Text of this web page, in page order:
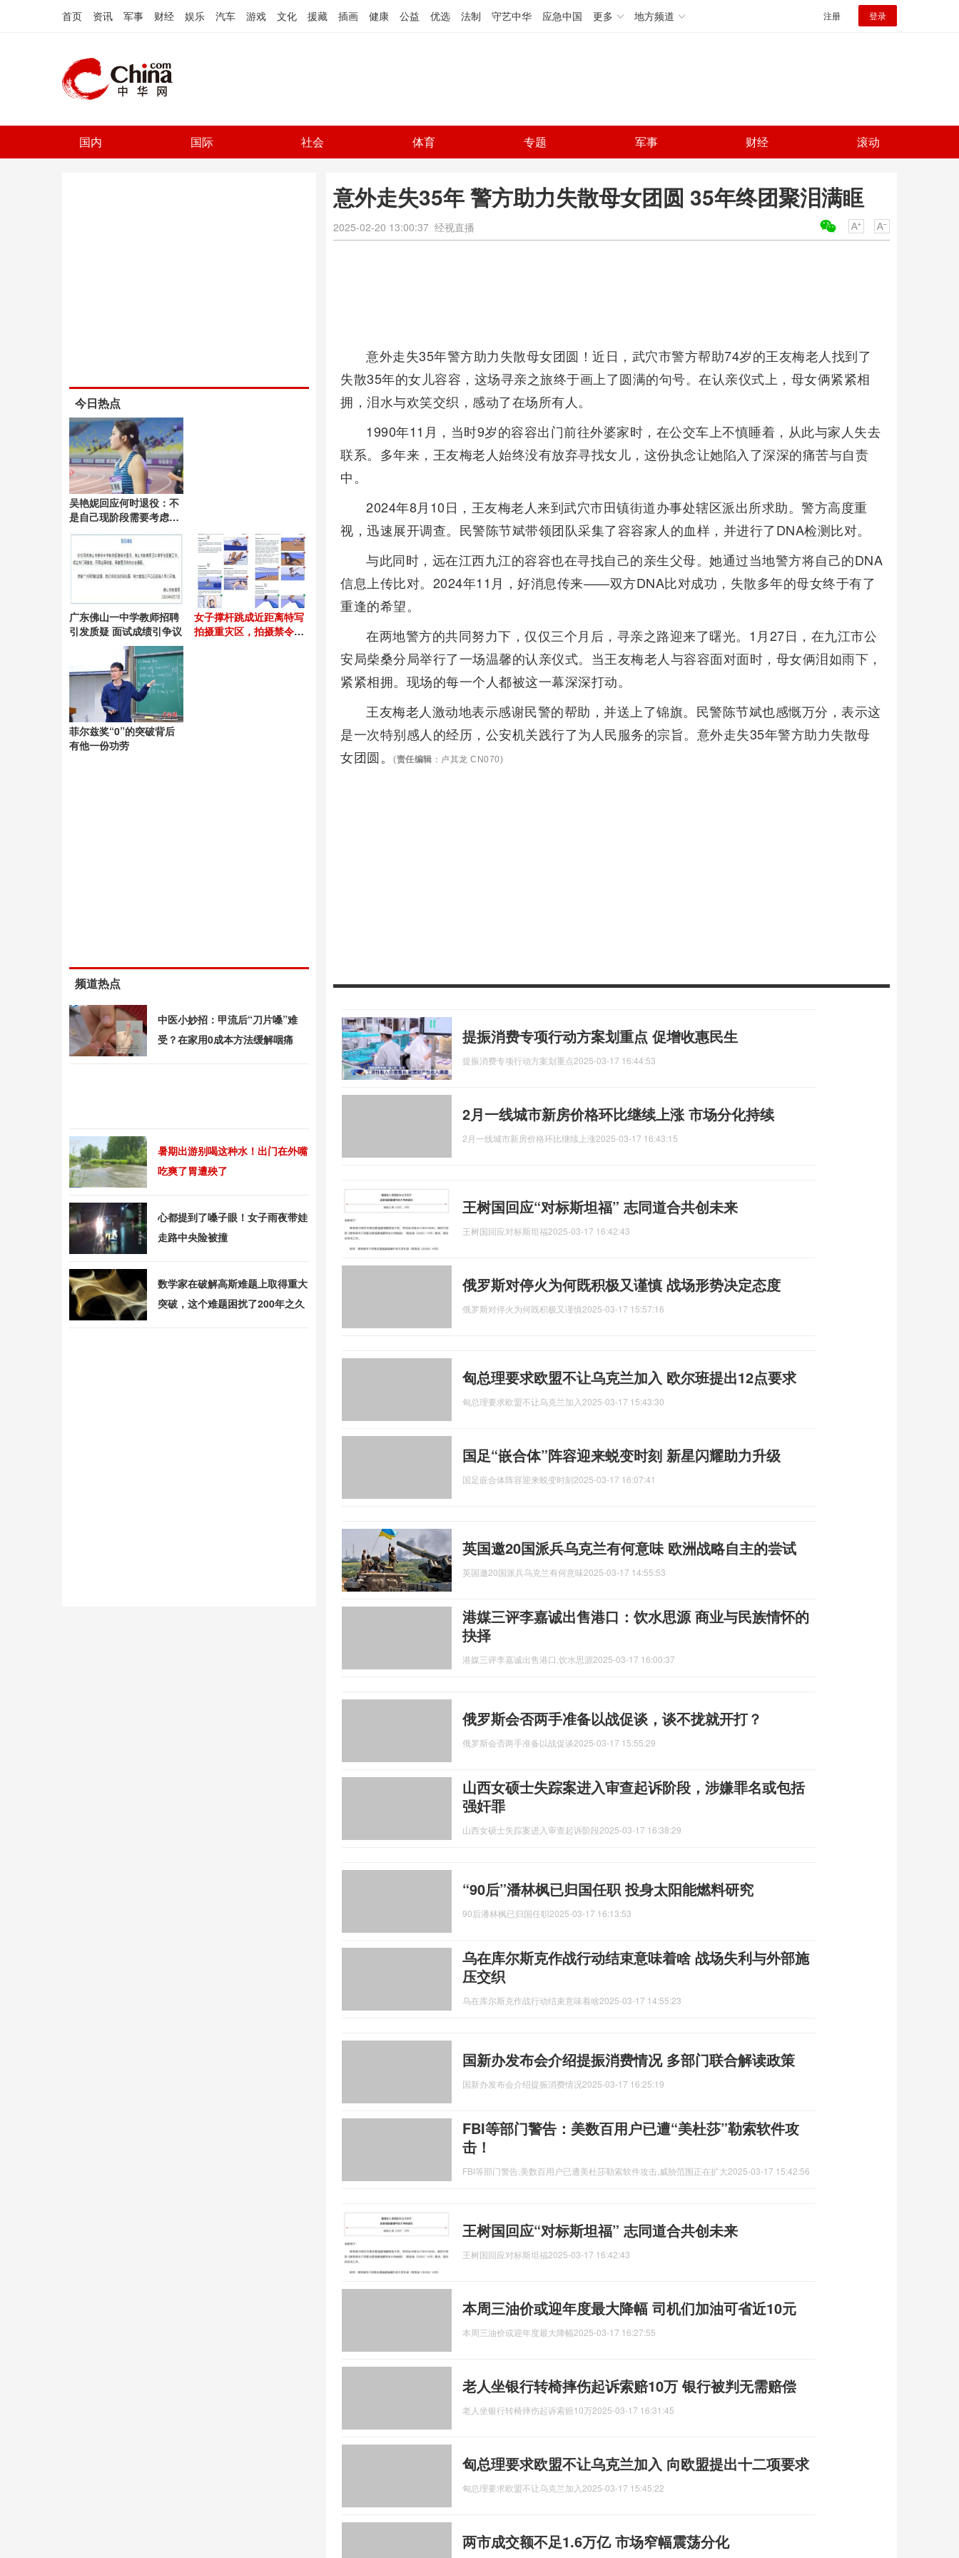
首页 资讯 军事 财经 娱乐 汽车 游戏 文化 援藏 插画 健康 公益 优选 法制 守艺中华 应急中国 更多 地方频道 注册 登录
国内 国际 社会 体育 专题 军事 财经 滚动
意外走失35年 警方助力失散母女团圆 35年终团聚泪满眶
2025-02-20 13:00:37 经视直播
意外走失35年警方助力失散母女团圆！近日，武穴市警方帮助74岁的王友梅老人找到了
失散35年的女儿容容，这场寻亲之旅终于画上了圆满的句号。在认亲仪式上，母女俩紧紧相
拥，泪水与欢笑交织，感动了在场所有人。
1990年11月，当时9岁的容容出门前往外婆家时，在公交车上不慎睡着，从此与家人失去
联系。多年来，王友梅老人始终没有放弃寻找女儿，这份执念让她陷入了深深的痛苦与自责
中。
2024年8月10日，王友梅老人来到武穴市田镇街道办事处辖区派出所求助。警方高度重
视，迅速展开调查。民警陈节斌带领团队采集了容容家人的血样，并进行了DNA检测比对。
与此同时，远在江西九江的容容也在寻找自己的亲生父母。她通过当地警方将自己的DNA
信息上传比对。2024年11月，好消息传来——双方DNA比对成功，失散多年的母女终于有了
重逢的希望。
在两地警方的共同努力下，仅仅三个月后，寻亲之路迎来了曙光。1月27日，在九江市公
安局柴桑分局举行了一场温馨的认亲仪式。当王友梅老人与容容面对面时，母女俩泪如雨下，
紧紧相拥。现场的每一个人都被这一幕深深打动。
王友梅老人激动地表示感谢民警的帮助，并送上了锦旗。民警陈节斌也感慨万分，表示这
是一次特别感人的经历，公安机关践行了为人民服务的宗旨。意外走失35年警方助力失散母
女团圆。
(责任编辑 ：卢其龙 CN070)
提振消费专项行动方案划重点 促增收惠民生
提振消费专项行动方案划重点2025-03-17 16:44:53
2月一线城市新房价格环比继续上涨 市场分化持续
2月一线城市新房价格环比继续上涨2025-03-17 16:43:15
王树国回应“对标斯坦福” 志同道合共创未来
王树国回应对标斯坦福2025-03-17 16:42:43
俄罗斯对停火为何既积极又谨慎 战场形势决定态度
俄罗斯对停火为何既积极又谨慎2025-03-17 15:57:16
匈总理要求欧盟不让乌克兰加入 欧尔班提出12点要求
匈总理要求欧盟不让乌克兰加入 2025-03-17 15:43:30
国足“嵌合体”阵容迎来蜕变时刻 新星闪耀助力升级
国足嵌合体阵容迎来蜕变时刻2025-03-17 16:07:41
英国邀20国派兵乌克兰有何意味 欧洲战略自主的尝试
英国邀20国派兵乌克兰有何意味2025-03-17 14:55:53
港媒三评李嘉诚出售港口：饮水思源 商业与民族情怀的
抉择
港媒三评李嘉诚出售港口,饮水思源2025-03-17 16:00:37
俄罗斯会否两手准备以战促谈，谈不拢就开打？
俄罗斯会否两手准备以战促谈2025-03-17 15:55:29
山西女硕士失踪案进入审查起诉阶段，涉嫌罪名或包括
强奸罪
山西女硕士失踪案进入审查起诉阶段2025-03-17 16:38:29
“90后”潘林枫已归国任职 投身太阳能燃料研究
90后潘林枫已归国任职2025-03-17 16:13:53
乌在库尔斯克作战行动结束意味着啥 战场失利与外部施
压交织
乌在库尔斯克作战行动结束意味着啥2025-03-17 14:55:23
国新办发布会介绍提振消费情况 多部门联合解读政策
国新办发布会介绍提振消费情况2025-03-17 16:25:19
FBI等部门警告：美数百用户已遭“美杜莎”勒索软件攻
击！
FBI等部门警告,美数百用户已遭美杜莎勒索软件攻击,威胁范围正在扩大2025-03-17 15:42:56
王树国回应“对标斯坦福” 志同道合共创未来
王树国回应对标斯坦福2025-03-17 16:42:43
本周三油价或迎年度最大降幅 司机们加油可省近10元
本周三油价或迎年度最大降幅2025-03-17 16:27:55
老人坐银行转椅摔伤起诉索赔10万 银行被判无需赔偿
老人坐银行转椅摔伤起诉索赔10万2025-03-17 16:31:45
匈总理要求欧盟不让乌克兰加入 向欧盟提出十二项要求
匈总理要求欧盟不让乌克兰加入 2025-03-17 15:45:22
两市成交额不足1.6万亿 市场窄幅震荡分化
今日热点
吴艳妮回应何时退役：不
是自己现阶段需要考虑的
问题
广东佛山一中学教师招聘
引发质疑 面试成绩引争议
女子撑杆跳成近距离特写
拍摄重灾区，拍摄禁令会
菲尔兹奖“0”的突破背后
有他一份功劳
频道热点
中医小妙招：甲流后“刀片嗓”难
受？在家用0成本方法缓解咽痛
暑期出游别喝这种水！出门在外嘴
吃爽了胃遭殃了
心都提到了嗓子眼！女子雨夜带娃
走路中央险被撞
数学家在破解高斯难题上取得重大
突破，这个难题困扰了200年之久